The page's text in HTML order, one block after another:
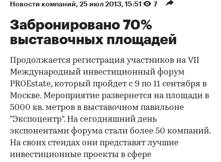
Новости компаний⁠, 25 июл 2013, 15:51 7
Забронировано 70%
выставочных площадей
Продолжается регистрация участников на VII
Международный инвестиционный форум
PROEstate, который пройдет с 9 по 11 сентября в
Москве. Мероприятие развернется на площади в
5000 кв. метров в выставочном павильоне
"Экспоцентр". На сегодняшний день
экспонентами форума стали более 50 компаний.
На своих стендах они представят лучшие
инвестиционные проекты в сфере